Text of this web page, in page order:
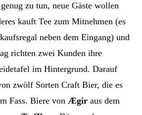
zu tun, neue Gäste wollen
kauft Tee zum Mitnehmen (es
neben dem Eingang) und
richten zwei Kunden ihre
im Hintergrund. Darauf
zwölf Sorten Craft Bier, die es
Fass. Biere von Ægir aus dem